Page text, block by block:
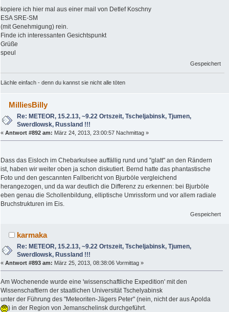
kopiere ich hier mal aus einer mail von Detlef Koschny
ESA SRE-SM
(mit Genehmigung) rein.
Finde ich interessanten Gesichtspunkt
Grüße
speul
Gespeichert
Lächle einfach - denn du kannst sie nicht alle töten
MilliesBilly
Re: METEOR, 15.2.13, ~9.22 Ortszeit, Tscheljabinsk, Tjumen,
Swerdlowsk, Russland !!!
« Antwort #892 am: März 24, 2013, 23:00:57 Nachmittag »
Dass das Eisloch im Chebarkulsee auffällig rund und "glatt" an den Rändern
ist, haben wir weiter oben ja schon diskutiert. Bernd hatte das phantastische
Foto und den gescannten Fallbericht von Bjurböle vergleichend
herangezogen, und da war deutlich die Differenz zu erkennen: bei Bjurböle
eben genau die Schollenbildung, elliptische Umrissform und vor allem radiale
Bruchstrukturen im Eis.
Gespeichert
karmaka
Re: METEOR, 15.2.13, ~9.22 Ortszeit, Tscheljabinsk, Tjumen,
Swerdlowsk, Russland !!!
« Antwort #893 am: März 25, 2013, 08:38:06 Vormittag »
Am Wochenende wurde eine 'wissenschaftliche Expedition' mit den
Wissenschaftlern der staatlichen Universität Tschelyabinsk
unter der Führung des "Meteoriten-Jägers Peter" (nein, nicht der aus Apolda
) in der Region von Jemanschelinsk durchgeführt.